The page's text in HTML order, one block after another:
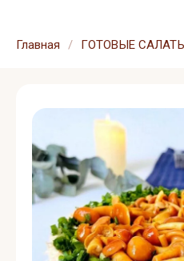
Главная / ГОТОВЫЕ